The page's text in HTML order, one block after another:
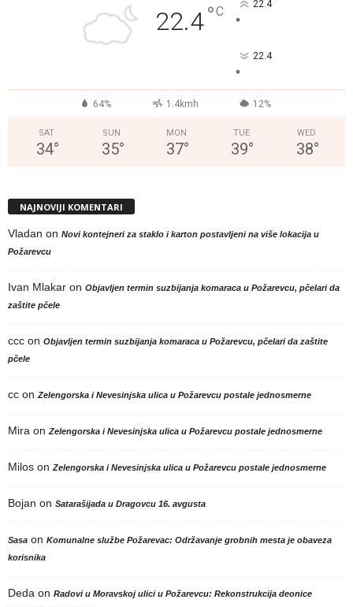
22.4°C 22.4
°
22.4
°
64% 1.4kmh 12%
SAT
34°
SUN
35°
MON
37°
TUE
39°
WED
38°
NAJNOVIJI KOMENTARI
Vladan on Novi kontejneri za staklo i karton postavljeni na više lokacija u
Požarevcu
Ivan Mlakar on Objavljen termin suzbijanja komaraca u Požarevcu, pčelari da
zaštite pčele
ccc on Objavljen termin suzbijanja komaraca u Požarevcu, pčelari da zaštite
pčele
cc on Zelengorska i Nevesinjska ulica u Požarevcu postale jednosmerne
Mira on Zelengorska i Nevesinjska ulica u Požarevcu postale jednosmerne
Milos on Zelengorska i Nevesinjska ulica u Požarevcu postale jednosmerne
Bojan on Satarašijada u Dragovcu 16. avgusta
Sasa on Komunalne službe Požarevac: Održavanje grobnih mesta je obaveza
korisnika
Deda on Radovi u Moravskoj ulici u Požarevcu: Rekonstrukcija deonice